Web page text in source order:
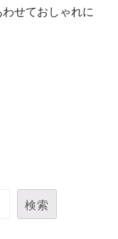
せておしゃれに
検索